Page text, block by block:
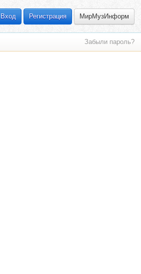
Вход Регистрация МирМузИнформ
Забыли пароль?